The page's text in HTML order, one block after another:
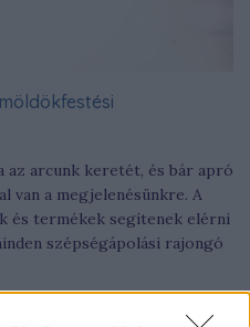
az arcunk keretét, és bár apró
van a megjelenésünkre. A
és termékek segítenek elérni
szépségápolási rajongó